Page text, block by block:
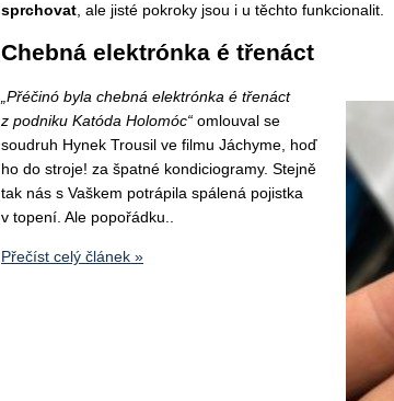
sprchovat , ale jisté pokroky jsou i u těchto funkcionalit.
Chebná elektrónka é třenáct
„Přéčinó byla chebná elektrónka é třenáct
z podniku Katóda Holomóc“ omlouval se
soudruh Hynek Trousil ve filmu Jáchyme, hoď
ho do stroje! za špatné kondiciogramy. Stejně
tak nás s Vaškem potrápila spálená pojistka
v topení. Ale popořádku..
Přečíst celý článek »